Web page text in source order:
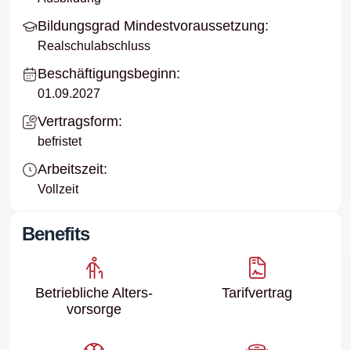
Bildungsgrad Mindestvoraussetzung:
Realschulabschluss
Beschäftigungsbeginn:
01.09.2027
Vertragsform:
befristet
Arbeitszeit:
Vollzeit
Benefits
Betriebliche Alters­
vorsorge
Tarifvertrag